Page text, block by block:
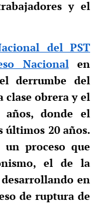
y el
del PST
Nacional
en
derrumbe del
clase obrera y el
años, donde el
20 años.
proceso que
el de la
en
de ruptura de